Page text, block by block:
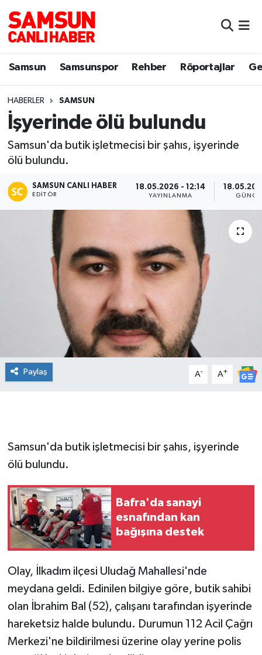
Samsun Samsunspor Rehber Röportajlar
HABERLER SAMSUN
İşyerinde ölü bulundu
Samsun'da butik işletmecisi bir şahıs, işyerinde
ölü bulundu.
SAMSUN CANLI HABER
EDITÖR
18.05.2026 - 12:14
YAYINLANMA
Paylaş A- A+
Samsun'da butik işletmecisi bir şahıs, işyerinde
ölü bulundu.
Bafra'da sanayi
esnafından kan
bağışına destek
Olay, İlkadım ilçesi Uludağ Mahallesi'nde
meydana geldi. Edinilen bilgiye göre, butik sahibi
olan İbrahim Bal (52), çalışanı tarafından işyerinde
hareketsiz halde bulundu. Durumun 112 Acil Çağrı
Merkezi'ne bildirilmesi üzerine olay yerine polis
Samsun
Sokak Röportajları
Dünya
Eğitim
Sağlık
Yemek
Manşet Haberi
Samsun Nöbetçi Eczaneler
Samsun Hava Durumu
Samsun Namaz Vakitleri
Süper Lig Puan Durumu ve Fikstür
Tüm Manşetler
Son Dakika Haberleri
Haber Arşivi